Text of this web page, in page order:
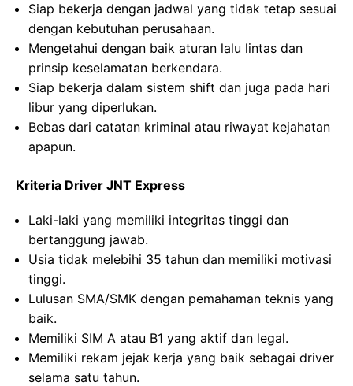
Siap bekerja dengan jadwal yang tidak tetap sesuai
dengan kebutuhan perusahaan.
Mengetahui dengan baik aturan lalu lintas dan
prinsip keselamatan berkendara.
Siap bekerja dalam sistem shift dan juga pada hari
libur yang diperlukan.
Bebas dari catatan kriminal atau riwayat kejahatan
apapun.
Kriteria Driver JNT Express
Laki-laki yang memiliki integritas tinggi dan
bertanggung jawab.
Usia tidak melebihi 35 tahun dan memiliki motivasi
tinggi.
Lulusan SMA/SMK dengan pemahaman teknis yang
baik.
Memiliki SIM A atau B1 yang aktif dan legal.
Memiliki rekam jejak kerja yang baik sebagai driver
selama satu tahun.